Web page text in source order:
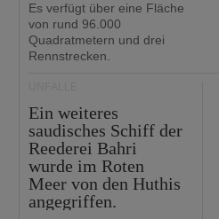
Es verfügt über eine Fläche
von rund 96.000
Quadratmetern und drei
Rennstrecken.
Ein weiteres
saudisches Schiff der
Reederei Bahri
wurde im Roten
Meer von den Huthis
angegriffen.